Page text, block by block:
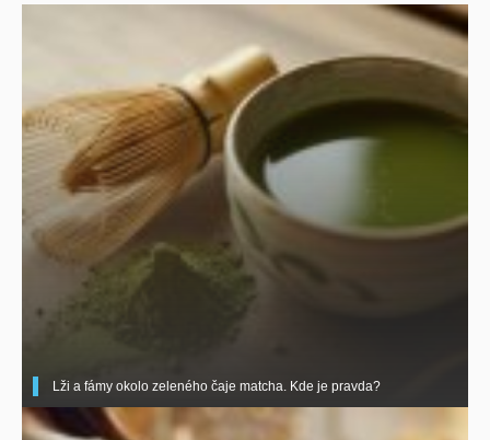
Lži a fámy okolo zeleného čaje matcha. Kde je pravda?